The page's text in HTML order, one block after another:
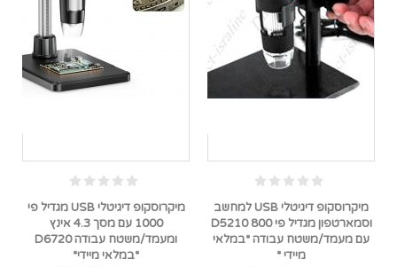
מיקרוסקופ דיגיטלי USB למחשב
וסמארטפון מגדיל פי 800 D5210
עם מעמד/משטח עבודה *במלאי
מיידי *
מיקרוסקופ דיגיטלי USB מגדיל פי
1000 עם מסך 4.3 אינץ
ומעמד/משטח עבודה D6720
*במלאי מיידי*